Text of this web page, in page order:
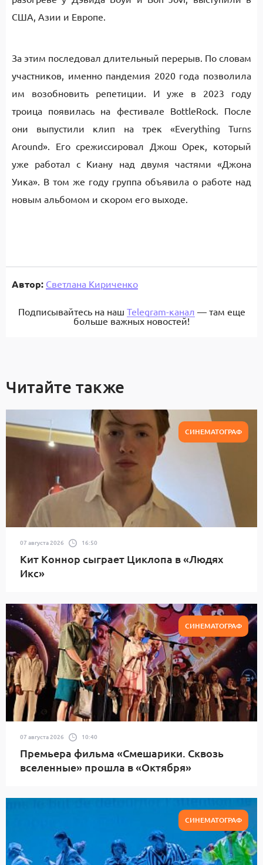
США, Азии и Европе.
За этим последовал длительный перерыв. По словам
участников, именно пандемия 2020 года позволила
им возобновить репетиции. И уже в 2023 году
троица появилась на фестивале BottleRock. После
они выпустили клип на трек «Everything Turns
Around». Его срежиссировал Джош Орек, который
уже работал с Киану над двумя частями «Джона
Уика». В том же году группа объявила о работе над
новым альбомом и скором его выходе.
Автор: Светлана Кириченко
Подписывайтесь на наш Telegram-канал — там еще
больше важных новостей!
Читайте также
СИНЕМАТОГРАФ
07 августа 2026 16:50
Кит Коннор сыграет Циклопа в «Людях
Икс»
СИНЕМАТОГРАФ
07 августа 2026 10:40
Премьера фильма «Смешарики. Сквозь
вселенные» прошла в «Октября»
СИНЕМАТОГРАФ